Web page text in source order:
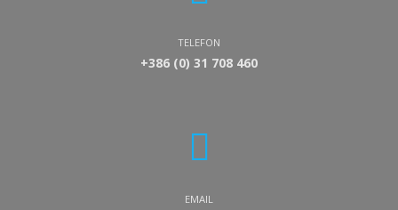
TELEFON
+386 (0) 31 708 460
EMAIL